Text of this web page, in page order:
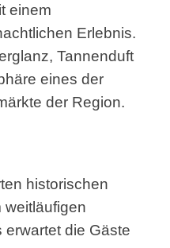
einem
Erlebnis.
Tannenduft
eines der
der Region.
historischen
weitläufigen
die Gäste